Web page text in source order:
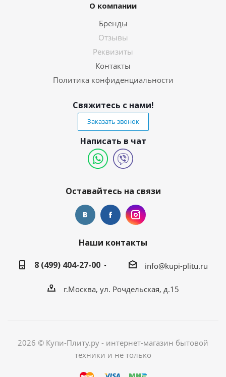
О компании
Бренды
Отзывы
Реквизиты
Контакты
Политика конфиденциальности
Свяжитесь с нами!
Заказать звонок
Написать в чат
Оставайтесь на связи
Наши контакты
8 (499) 404-27-00
info@kupi-plitu.ru
г.Москва, ул. Рочдельская, д.15
2026 © Купи-Плиту.ру - интернет-магазин бытовой
техники и не только